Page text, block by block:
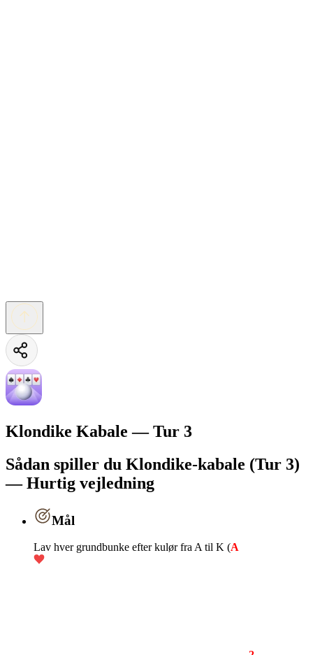
Klondike Kabale — Tur 3
Sådan spiller du Klondike-kabale (Tur 3)
— Hurtig vejledning
Mål
Lav hver grundbunke efter kulør fra A til K (A